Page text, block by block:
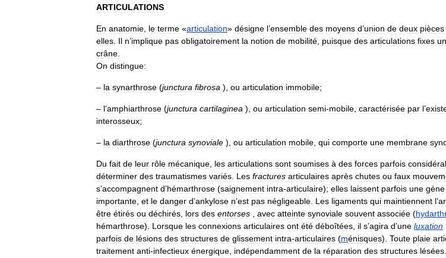
ARTICULATIONS
En anatomie le terme «articulation» désigne l’ensemble des moyens d’union de deux pièces
elles Il n’implique pas obligatoirement la notion de mobilité puisque des articulations fixes
crâne
On distingue:
– la synarthrose (junctura fibrosa ), ou articulation immobile;
– l’amphiarthrose (junctura cartilaginea ), ou articulation semi-mobile caractérisée par l’
interosseux;
– la diarthrose (junctura synoviale ), ou articulation mobile qui comporte une membrane
Du fait de leur rôle mécanique les articulations sont soumises à des forces parfois
déterminer des traumatismes variés Les fractures articulaires après chutes ou faux
s’accompagnent d’hémarthrose (saignement intra-articulaire); elles laissent parfois une gène
importante et le danger d’ankylose n’est pas négligeable Les ligaments qui maintiennent l’
être étirés ou déchirés lors des entorses avec atteinte synoviale souvent associée (
hémarthrose). Lorsque les connexions articulaires ont été déboîtées il s’agira d’une luxation
parfois de lésions des structures de glissement intra-articulaires (ménisques). Toute plaie
traitement anti-infectieux énergique indépendamment de la réparation des structures lésées